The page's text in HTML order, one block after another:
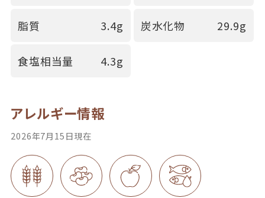
脂質 3.4g 炭水化物 29.9g
食塩相当量 4.3g
アレルギー情報
2026年7月15日現在